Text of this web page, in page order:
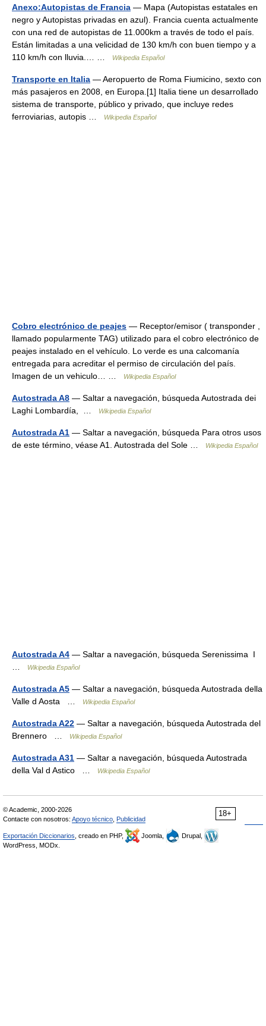
Anexo:Autopistas de Francia — Mapa (Autopistas estatales en
negro y Autopistas privadas en azul). Francia cuenta actualmente
con una red de autopistas de 11.000km a través de todo el país.
Están limitadas a una velicidad de 130 km/h con buen tiempo y a
110 km/h con lluvia.… …
Wikipedia Español
Transporte en Italia — Aeropuerto de Roma Fiumicino, sexto con
más pasajeros en 2008, en Europa.[1] Italia tiene un desarrollado
sistema de transporte, público y privado, que incluye redes
ferroviarias, autopis …
Wikipedia Español
Cobro electrónico de peajes — Receptor/emisor ( transponder ,
llamado popularmente TAG) utilizado para el cobro electrónico de
peajes instalado en el vehículo. Lo verde es una calcomanía
entregada para acreditar el permiso de circulación del país.
Imagen de un vehiculo… …
Wikipedia Español
Autostrada A8 — Saltar a navegación, búsqueda Autostrada dei
Laghi Lombardía, …
Wikipedia Español
Autostrada A1 — Saltar a navegación, búsqueda Para otros usos
de este término, véase A1. Autostrada del Sole …
Wikipedia Español
Autostrada A4 — Saltar a navegación, búsqueda Serenissima I
Wikipedia Español
Autostrada A5 — Saltar a navegación, búsqueda Autostrada della
Valle d Aosta …
Wikipedia Español
Autostrada A22 — Saltar a navegación, búsqueda Autostrada del
Brennero …
Wikipedia Español
Autostrada A31 — Saltar a navegación, búsqueda Autostrada
della Val d Astico …
Wikipedia Español
18+
© Academic, 2000-2026
Contacte con nosotros: Apoyo técnico Publicidad
Exportación Diccionarios , creado en PHP, Joomla,
Drupal,
WordPress, MODx.